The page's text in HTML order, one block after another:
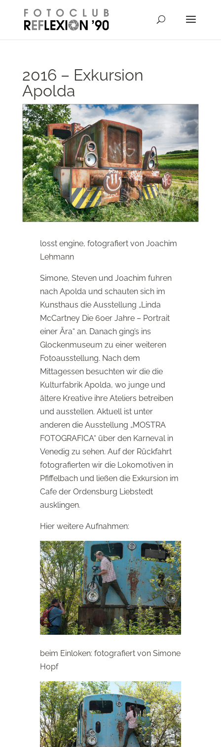
// Disable right-click from images
2016 – Exkursion
Apolda
losst engine, fotografiert von Joachim
Lehmann
Simone, Steven und Joachim fuhren
nach Apolda und schauten sich im
Kunsthaus die Ausstellung „Linda
McCartney Die 60er Jahre – Portrait
einer Ära“ an. Danach ging’s ins
Glockenmuseum zu einer weiteren
Fotoausstellung. Nach dem
Mittagessen besuchten wir die die
Kulturfabrik Apolda, wo junge und
ältere Kreative ihre Ateliers betreiben
und ausstellen. Aktuell ist unter
anderen die Ausstellung „MOSTRA
FOTOGRAFICA“ über den Karneval in
Venedig zu sehen. Auf der Rückfahrt
fotografierten wir die Lokomotiven in
Pfiffelbach und ließen die Exkursion im
Cafe der Ordensburg Liebstedt
ausklingen.
Hier weitere Aufnahmen:
beim Einloken: fotografiert von Simone
Hopf